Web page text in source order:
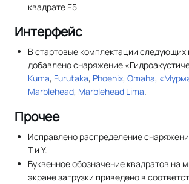
квадрате E5
Интерфейс
В стартовые комплектации следующих
добавлено снаряжение
Kuma, Furutaka, Phoenix,Omaha,
Marblehead, Marblehead Lima.
Прочее
Исправлено распределение
T и Y.
Буквенное обозначение квадратов на
экране загрузки приведено в